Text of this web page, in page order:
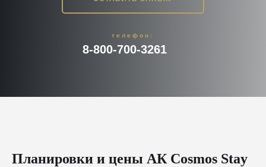
8-800-700-3261
телефон:
Планировки и цены АК Cosmos Stay